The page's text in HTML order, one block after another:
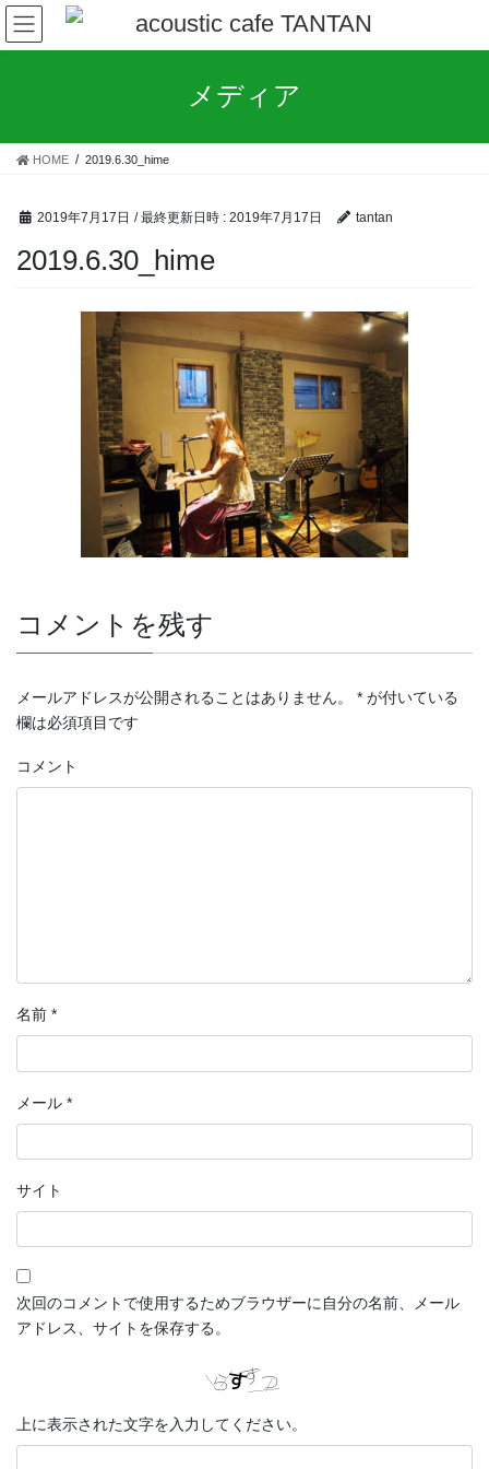
コ
ン
テ
ス
ナ
ビ
ゲ
ン
メディア
HOME 2019.6.30_hime
2019年7月17日 / 最終更新日時 : 2019年7月17日 tantan
2019.6.30_hime
コメントを残す
メールアドレスが公開されることはありません。 * が付いている
欄は必須項目です
コメント
名前 *
メール *
サイト
次回のコメントで使用するためブラウザーに自分の名前、メール
アドレス、サイトを保存する。
上に表示された文字を入力してください。